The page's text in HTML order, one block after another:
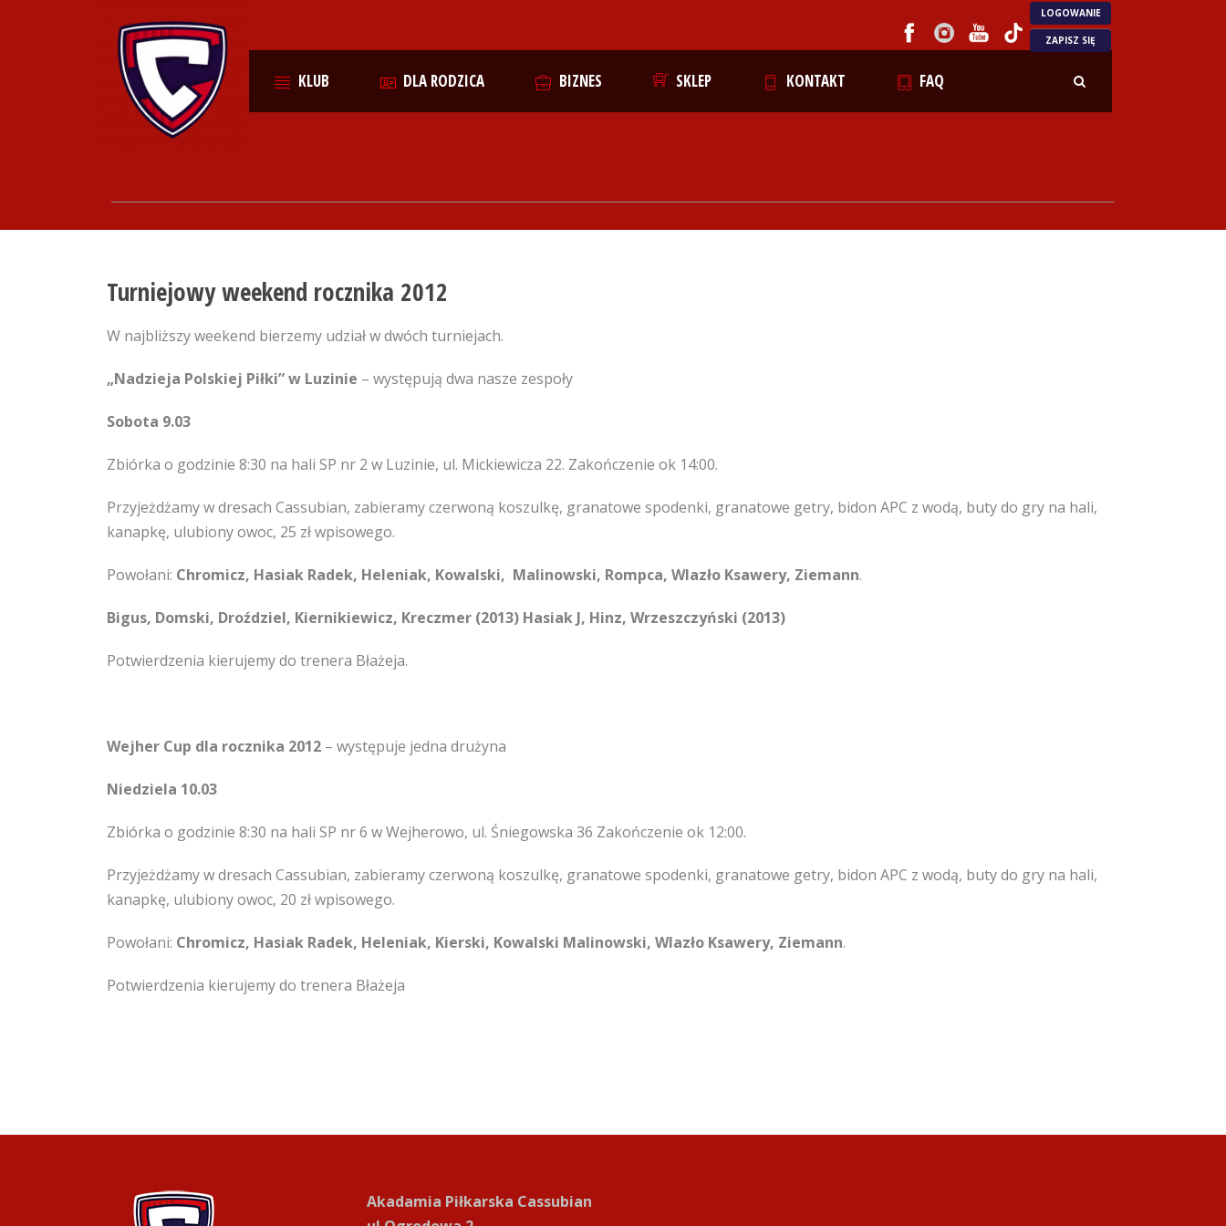
LOGOWANIE
ZAPISZ SIĘ
KLUB DLA RODZICA BIZNES SKLEP KONTAKT FAQ
Turniejowy weekend rocznika 2012
W najbliższy weekend bierzemy udział w dwóch turniejach.
„Nadzieja Polskiej Piłki” w Luzinie – występują dwa nasze zespoły
Sobota 9.03
Zbiórka o godzinie 8:30 na hali SP nr 2 w Luzinie, ul. Mickiewicza 22. Zakończenie ok 14:00.
Przyjeżdżamy w dresach Cassubian, zabieramy czerwoną koszulkę, granatowe spodenki, granatowe getry, bidon APC z wodą, buty do gry na hali,
kanapkę, ulubiony owoc, 25 zł wpisowego.
Powołani: Chromicz, Hasiak Radek, Heleniak, Kowalski, Malinowski, Rompca, Wlazło Ksawery, Ziemann.
Bigus, Domski, Droździel, Kiernikiewicz, Kreczmer (2013) Hasiak J, Hinz, Wrzeszczyński (2013)
Potwierdzenia kierujemy do trenera Błażeja.
Wejher Cup dla rocznika 2012 – występuje jedna drużyna
Niedziela 10.03
Zbiórka o godzinie 8:30 na hali SP nr 6 w Wejherowo, ul. Śniegowska 36 Zakończenie ok 12:00.
Przyjeżdżamy w dresach Cassubian, zabieramy czerwoną koszulkę, granatowe spodenki, granatowe getry, bidon APC z wodą, buty do gry na hali,
kanapkę, ulubiony owoc, 20 zł wpisowego.
Powołani: Chromicz, Hasiak Radek, Heleniak, Kierski, Kowalski Malinowski, Wlazło Ksawery, Ziemann.
Potwierdzenia kierujemy do trenera Błażeja
Akadamia Piłkarska Cassubian